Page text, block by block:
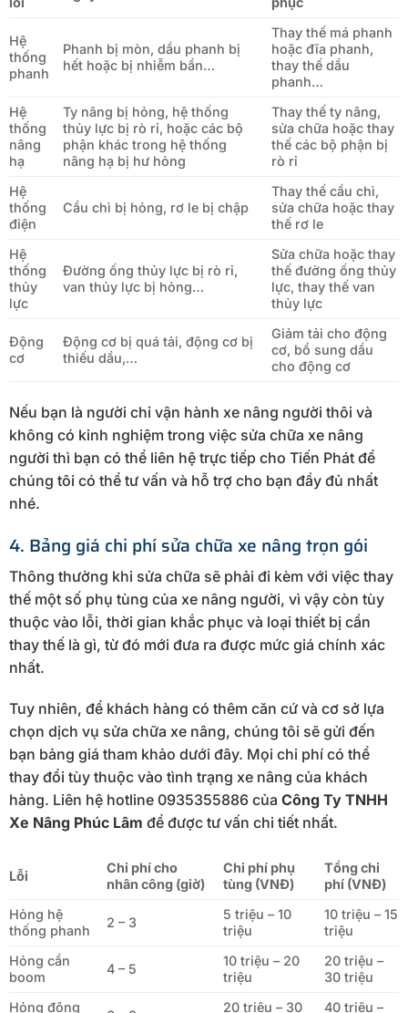
Hệ
thống
phanh
Phanh bị mòn, dầu phanh bị
hết hoặc bị nhiễm bẩn…
Thay thế má phanh
hoặc đĩa phanh,
thay thế dầu
phanh…
Hệ
thống
nâng
hạ
Ty nâng bị hỏng, hệ thống
thủy lực bị rò rỉ, hoặc các bộ
phận khác trong hệ thống
nâng hạ bị hư hỏng
Thay thế ty nâng,
sửa chữa hoặc thay
thế các bộ phận bị
rò rỉ
Hệ
thống
điện
Cầu chì bị hỏng, rơ le bị chập
Thay thế cầu chì,
sửa chữa hoặc thay
thế rơ le
Hệ
thống
thủy
lực
Đường ống thủy lực bị rò rỉ,
van thủy lực bị hỏng…
Sửa chữa hoặc thay
thế đường ống thủy
lực, thay thế van
thủy lực
Động
cơ
Động cơ bị quá tải, động cơ bị
thiếu dầu,…
Giảm tải cho động
cơ, bổ sung dầu
cho động cơ
Nếu bạn là người chỉ vận hành xe nâng người thôi và
không có kinh nghiệm trong việc sửa chữa xe nâng
người thì bạn có thể liên hệ trực tiếp cho Tiến Phát để
chúng tôi có thể tư vấn và hỗ trợ cho bạn đầy đủ nhất
nhé.
4. Bảng giá chi phí sửa chữa xe nâng trọn gói
Thông thường khi sửa chữa sẽ phải đi kèm với việc thay
thế một số phụ tùng của xe nâng người, vì vậy còn tùy
thuộc vào lỗi, thời gian khắc phục và loại thiết bị cần
thay thế là gì, từ đó mới đưa ra được mức giá chính xác
nhất.
Tuy nhiên, để khách hàng có thêm căn cứ và cơ sở lựa
chọn dịch vụ sửa chữa xe nâng, chúng tôi sẽ gửi đến
bạn bảng giá tham khảo dưới đây. Mọi chi phí có thể
thay đổi tùy thuộc vào tình trạng xe nâng của khách
hàng. Liên hệ hotline 0935355886 của Công Ty TNHH
Xe Nâng Phúc Lâm để được tư vấn chi tiết nhất.
Lỗi
Chi phí cho
nhân công (giờ)
Chi phí phụ
tùng (VNĐ)
Tổng chi
phí (VNĐ)
Hỏng hệ
thống phanh
2 – 3
5 triệu – 10
triệu
10 triệu – 15
triệu
Hỏng cần
boom
4 – 5
10 triệu – 20
triệu
20 triệu –
30 triệu
Hỏng động
20 triệu – 30
40 triệu –